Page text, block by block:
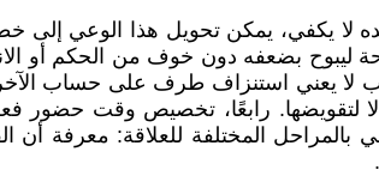
لا يكفي، يمكن تحويل هذا الوعي إلى
ليبوح بضعفه دون خوف من الحكم أو
لا يعني استنزاف طرف على حساب الآخر.
لتقويضها. رابعًا، تخصيص وقت حضور
بالمراحل المختلفة للعلاقة: معرفة